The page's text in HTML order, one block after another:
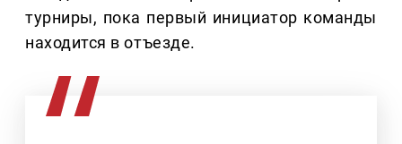
турниры, пока первый инициатор команды
находится в отъезде.